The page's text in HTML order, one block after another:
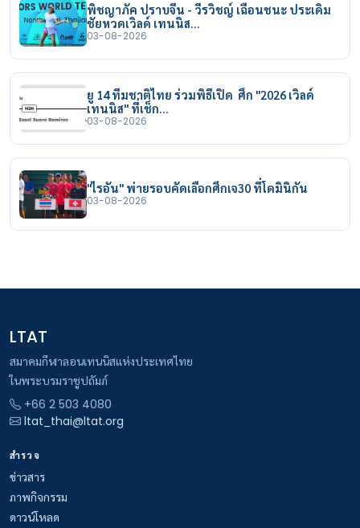
พิชญาภัค ปราบจีน - วีรวิชญ์ เฉือนชนะ ประเดิม
ชัยหวดเวิลด์ เทนนิส…
03-08-2026
ยู 14 ทีมชาติไทย ร่วมพิธีเปิด ศึก "2026 เวิลด์
เทนนิส" ที่เช็ก…
03-08-2026
"ไรอัน" พ่ายรอบคัดเลือกศึกเจ30 ที่โดมินิกัน
03-08-2026
LTAT
สมาคมกีฬาลอนเทนนิสแห่งประเทศไทย
ในพระบรมราชูปถัมภ์
+66 2 503 4080
ltat_thai@ltat.org
สำรวจ
ข่าวสาร
ภาพกิจกรรม
ดาวน์โหลด